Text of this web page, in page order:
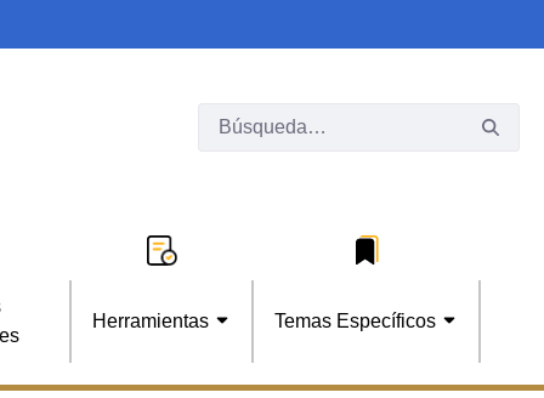
Herramientas Temas Específicos